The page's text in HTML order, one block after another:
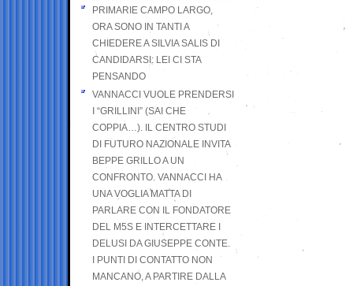
PRIMARIE CAMPO LARGO,
ORA SONO IN TANTI A
CHIEDERE A SILVIA SALIS DI
CANDIDARSI: LEI CI STA
PENSANDO
VANNACCI VUOLE PRENDERSI
I “GRILLINI” (SAI CHE
COPPIA…). IL CENTRO STUDI
DI FUTURO NAZIONALE INVITA
BEPPE GRILLO A UN
CONFRONTO. VANNACCI HA
UNA VOGLIA MATTA DI
PARLARE CON IL FONDATORE
DEL M5S E INTERCETTARE I
DELUSI DA GIUSEPPE CONTE.
I PUNTI DI CONTATTO NON
MANCANO, A PARTIRE DALLA